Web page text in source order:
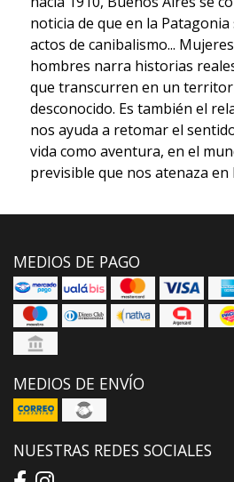
noticia de que en la
actos de canibalismo...
hombres narra historias
que transcurren en un
desconocido. Es también el
nos ayuda a retomar el
vida como aventura, en el
previsible que nos atenaza en
MEDIOS DE PAGO
MEDIOS DE ENVÍO
NUESTRAS REDES SOCIALES